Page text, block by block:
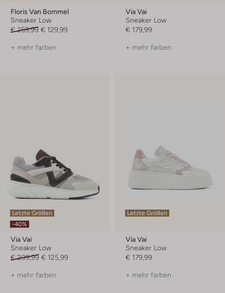
Floris Van Bommel
Sneaker Low
€ 259,99 € 129,99
+ mehr farben
Via Vai
Sneaker Low
€ 179,99
+ mehr farben
Letzte Größen
-40%
Via Vai
Sneaker Low
€ 209,99 € 125,99
+ mehr farben
Letzte Größen
Via Vai
Sneaker Low
€ 179,99
+ mehr farben